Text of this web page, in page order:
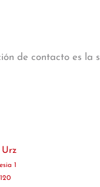
de contacto es la
1